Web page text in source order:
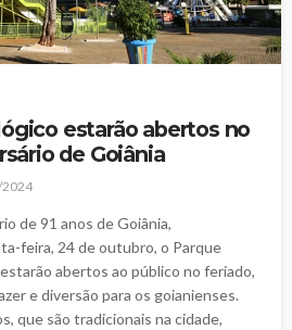
estarão abertos no
de Goiânia
de 91 anos de Goiânia,
feira, 24 de outubro, o Parque
abertos ao público no feriado,
e diversão para os goianienses.
que são tradicionais na cidade,